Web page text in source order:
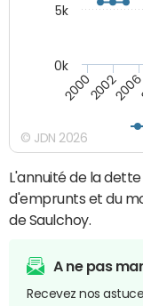
200020022006
0k
5k
© JDN 2026
L'annuité de la
d'emprunts et du
de Saulchoy.
A ne pas
Recevez nos